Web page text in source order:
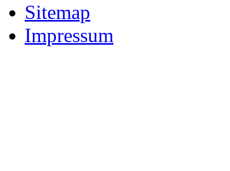
Sitemap
Impressum